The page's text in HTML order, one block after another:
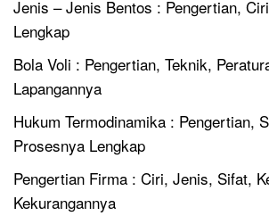
Jenis – Jenis Bentos : Pengertian,
Lengkap
Bola Voli : Pengertian, Teknik,
Lapangannya
Hukum Termodinamika : Pengertian,
Prosesnya Lengkap
Pengertian Firma : Ciri, Jenis, Sifat,
Kekurangannya